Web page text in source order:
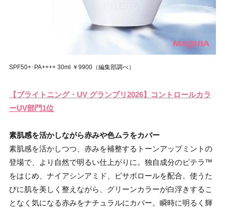
SPF50+･PA++++ 30ml ￥9900（編集部調べ）
【ブライトニング・UV グランプリ2026】コントロールカラ
ーUV部門1位
素肌感を活かしながら赤みや色ムラをカバー
素肌感を活かしつつ、赤みを補整するトーンアップミントの
登場で、より自然で明るい仕上がりに。独自成分のピテラ™
をはじめ、ナイアシンアミド、ビサボロールを配合。使うた
びに肌を美しく整えながら、グリーンカラーが白浮きするこ
となく気になる赤みをナチュラルにカバー。瞬時に明るく輝